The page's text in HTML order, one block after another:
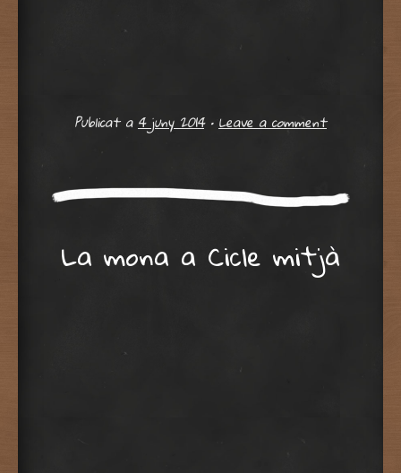
Publicat a4 juny 2014 •Leave a comment
La mona a Cicle mitjà